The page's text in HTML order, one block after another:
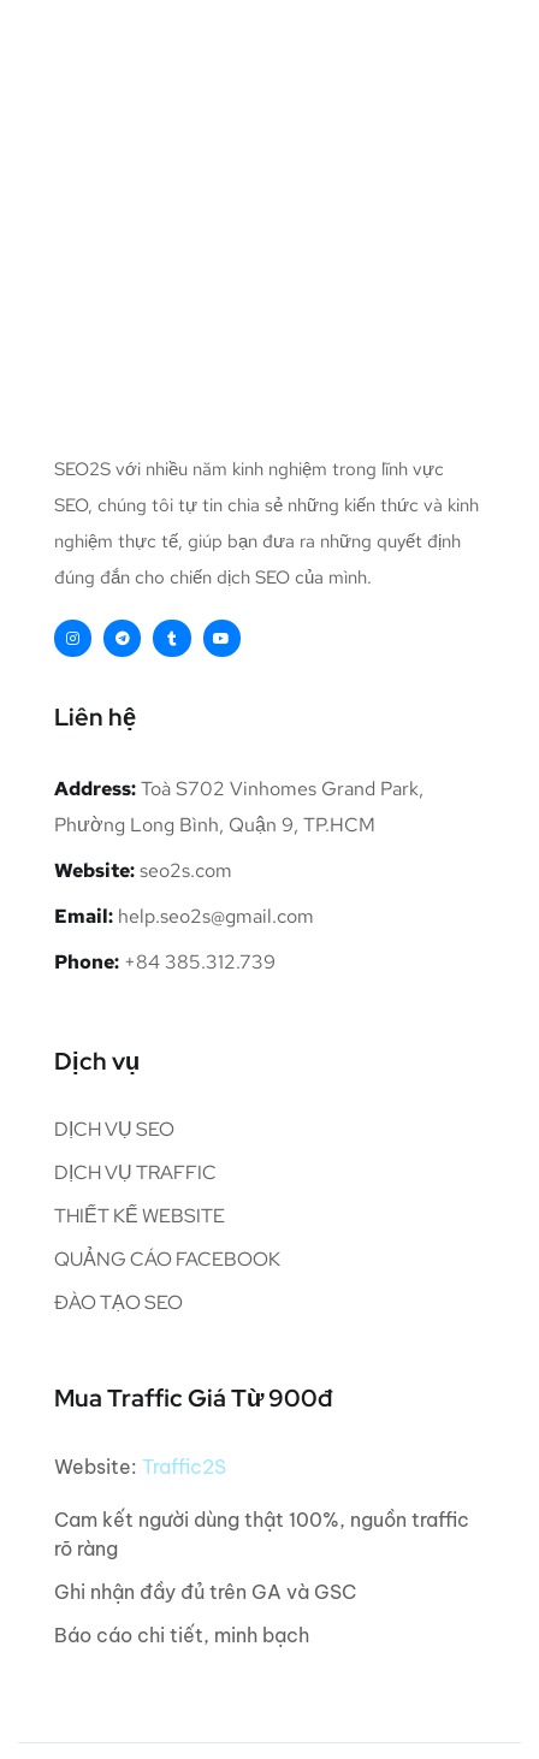
SEO2S với nhiều năm kinh nghiệm trong lĩnh vực
SEO, chúng tôi tự tin chia sẻ những kiến thức và kinh
nghiệm thực tế, giúp bạn đưa ra những quyết định
đúng đắn cho chiến dịch SEO của mình.
Liên hệ
Address:Toà S702 Vinhomes Grand Park,
Phường Long Bình, Quận 9, TP.HCM
Website:seo2s.com
Email: help.seo2s@gmail.com
Phone: +84 385.312.739
Dịch vụ
DỊCH VỤ SEO
DỊCH VỤ TRAFFIC
THIẾT KẾ WEBSITE
QUẢNG CÁO FACEBOOK
ĐÀO TẠO SEO
Mua Traffic Giá Từ 900đ
Website: Traffic2S
Cam kết người dùng thật 100%, nguồn traffic
rõ ràng
Ghi nhận đầy đủ trên GA và GSC
Báo cáo chi tiết, minh bạch